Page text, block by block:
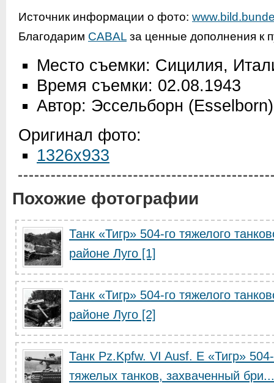
Источник информации о фото:
Благодарим CABAL за ценные дополнения к
Место съемки: Сицилия,
Время съемки: 02.08.1943
Автор: Эссельборн (Esselborn)
Оригинал фото:
1326x933
Похожие фотографии
Танк «Тигр» 504-го тяжелого
районе Луго [1]
Танк «Тигр» 504-го тяжелого
районе Луго [2]
Танк Pz.Kpfw. VI Ausf. E «Тигр»
тяжелых танков, захваченный бри...